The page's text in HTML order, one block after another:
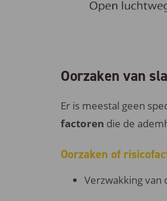
Oorzaken van
Er is meestal geen
factoren die de
Oorzaken of
Verzwakking van